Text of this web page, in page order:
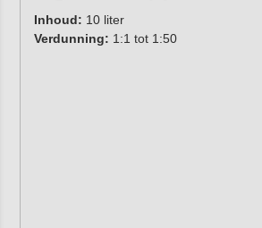
Inhoud: 10 liter
Verdunning: 1:1 tot 1:50